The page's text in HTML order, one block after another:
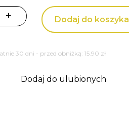
+ Dodaj do koszyka
30 dni - przed obniżką: 15.90 zł
Dodaj do ulubionych